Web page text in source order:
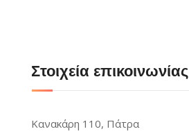
Στοιχεία επικοινωνίας
Κανακάρη 110, Πάτρα